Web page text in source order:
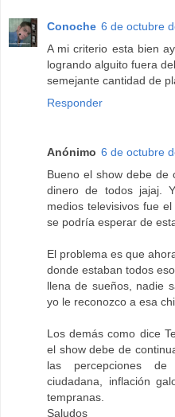
Conoche 6 de octubre
A mi criterio esta bien
logrando alguito fuera
semejante cantidad de
Responder
Anónimo 6 de octubre
Bueno el show debe de
dinero de todos jajaj.
medios televisivos fue
se podría esperar de
El problema es que
donde estaban todos
llena de sueños, nadie
yo le reconozco a esa
Los demás como dice
el show debe de
las percepciones de
ciudadana, inflación
tempranas.
Saludos